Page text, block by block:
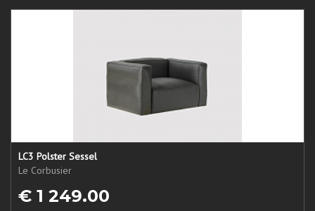
LC3 Polster Sessel
Le Corbusier
€ 1 249.00